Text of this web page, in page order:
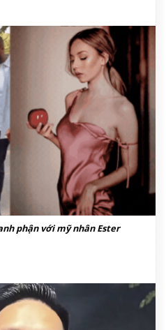
phận với mỹ nhân Ester